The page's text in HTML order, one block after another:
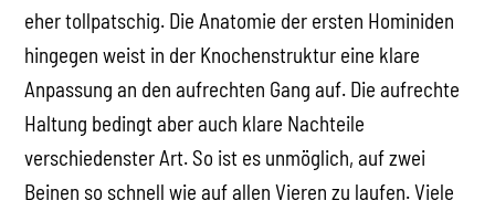
eher tollpatschig. Die Anatomie der ersten Hominiden
hingegen weist in der Knochenstruktur eine klare
Anpassung an den aufrechten Gang auf. Die aufrechte
Haltung bedingt aber auch klare Nachteile
verschiedenster Art. So ist es unmöglich, auf zwei
Beinen so schnell wie auf allen Vieren zu laufen. Viele